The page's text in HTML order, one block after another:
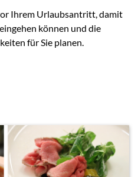
Ihrem Urlaubsantritt, damit
können und die
für Sie planen.